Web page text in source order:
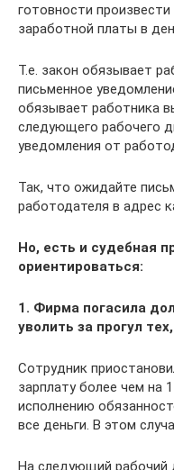
готовности
заработной платы в
Т.е. закон обязывает
письменное
обязывает работника
следующего рабочего
уведомления от
Так, что ожидайте
работодателя в адрес
Но, есть и судебная
ориентироваться:
1. Фирма погасила
уволить за прогул
Сотрудник
зарплату более чем на
исполнению
все деньги. В этом
На следующий рабочий